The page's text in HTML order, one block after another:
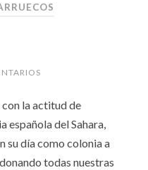
la actitud de
española del Sahara,
su día como colonia a
todas nuestras